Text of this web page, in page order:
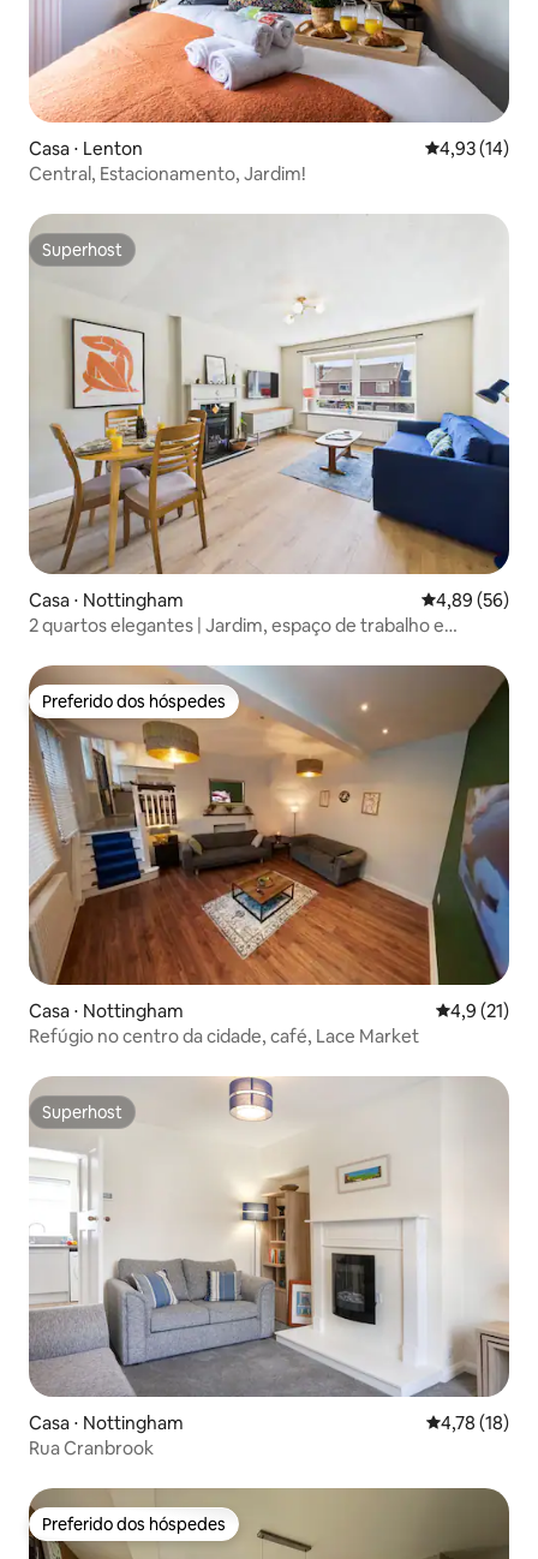
Casa ⋅ Lenton 4,93 de uma
4,93 (14)
Central, Estacionamento, Jardim!
Superhost
Superhost
Casa ⋅ Nottingham 4,89 de uma
4,89 (56)
2 quartos elegantes | Jardim, espaço de trabalho e
Preferido dos hóspedes
Preferido dos hóspedes
Casa ⋅ Nottingham 4,9 de uma
4,9 (21)
Refúgio no centro da cidade, café, Lace Market
Superhost
Superhost
Casa ⋅ Nottingham 4,78 de uma
4,78 (18)
Rua Cranbrook
Preferido dos hóspedes
Preferido dos hóspedes